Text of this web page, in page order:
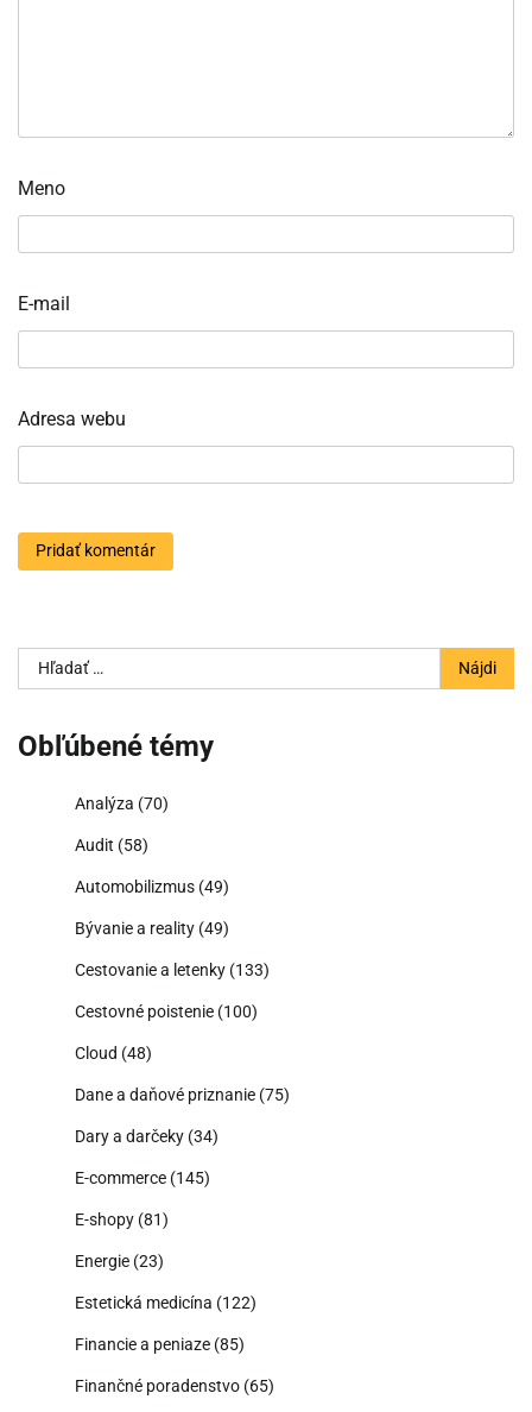
Meno
E-mail
Adresa webu
Hľadať:
Obľúbené témy
Analýza (70)
Audit (58)
Automobilizmus (49)
Bývanie a reality (49)
Cestovanie a letenky (133)
Cestovné poistenie (100)
Cloud (48)
Dane a daňové priznanie (75)
Dary a darčeky (34)
E-commerce (145)
E-shopy (81)
Energie (23)
Estetická medicína (122)
Financie a peniaze (85)
Finančné poradenstvo (65)